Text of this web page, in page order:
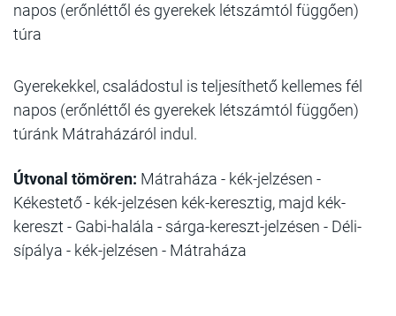
napos (erőnléttől és gyerekek létszámtól függően)
túra
Gyerekekkel, családostul is teljesíthető kellemes fél
napos (erőnléttől és gyerekek létszámtól függően)
túránk Mátraházáról indul.
Útvonal tömören: Mátraháza - kék-jelzésen -
Kékestető - kék-jelzésen kék-keresztig, majd kék-
kereszt - Gabi-halála - sárga-kereszt-jelzésen - Déli-
sípálya - kék-jelzésen - Mátraháza